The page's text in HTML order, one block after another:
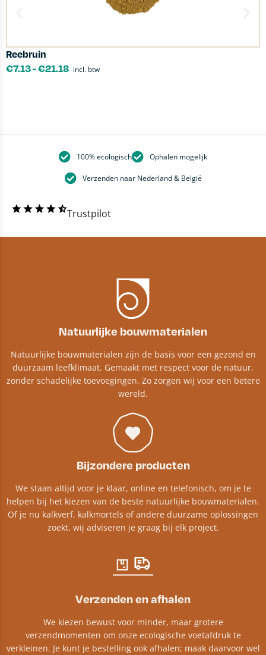
Reebruin
€7.13-€21.18 incl. btw
100% ecologisch Ophalen mogelijk
Verzenden naar Nederland & België
Trustpilot
Natuurlijke bouwmaterialen
Natuurlijke bouwmaterialen zijn de basis voor een gezond en
duurzaam leefklimaat. Gemaakt met respect voor de natuur,
zonder schadelijke toevoegingen. Zo zorgen wij voor een betere
wereld.
Bijzondere producten
We staan altijd voor je klaar, online en telefonisch, om je te
helpen bij het kiezen van de beste natuurlijke bouwmaterialen.
Of je nu kalkverf, kalkmortels of andere duurzame oplossingen
zoekt, wij adviseren je graag bij elk project.​
Verzenden en afhalen
We kiezen bewust voor minder, maar grotere
verzendmomenten om onze ecologische voetafdruk te
verkleinen. Je kunt je bestelling ook afhalen; maak daarvoor wel